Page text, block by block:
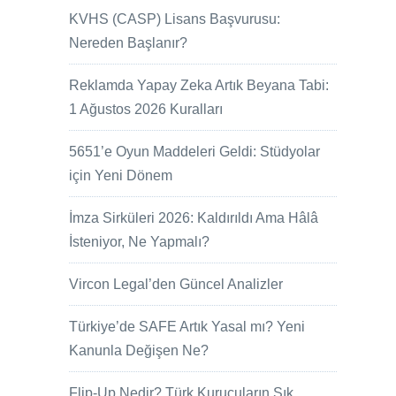
KVHS (CASP) Lisans Başvurusu:
Nereden Başlanır?
Reklamda Yapay Zeka Artık Beyana Tabi:
1 Ağustos 2026 Kuralları
5651’e Oyun Maddeleri Geldi: Stüdyolar
için Yeni Dönem
İmza Sirküleri 2026: Kaldırıldı Ama Hâlâ
İsteniyor, Ne Yapmalı?
Vircon Legal’den Güncel Analizler
Türkiye’de SAFE Artık Yasal mı? Yeni
Kanunla Değişen Ne?